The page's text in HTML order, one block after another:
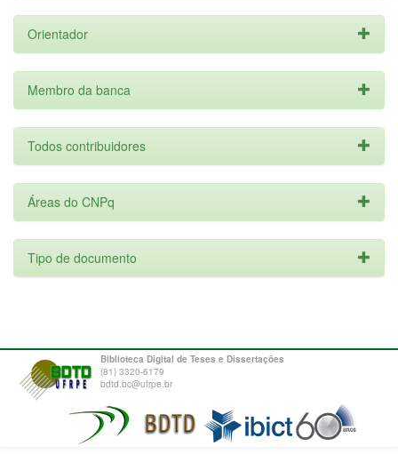
Orientador
Membro da banca
Todos contribuidores
Áreas do CNPq
Tipo de documento
Biblioteca Digital de Teses e Dissertações
(81) 3320-6179
bdtd.bc@ufrpe.br